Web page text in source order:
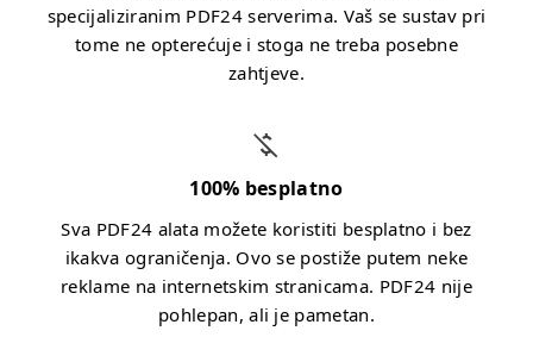
specijaliziranim PDF24 serverima. Vaš se sustav pri
tome ne opterećuje i stoga ne treba posebne
zahtjeve.
100% besplatno
Sva PDF24 alata možete koristiti besplatno i bez
ikakva ograničenja. Ovo se postiže putem neke
reklame na internetskim stranicama. PDF24 nije
pohlepan, ali je pametan.